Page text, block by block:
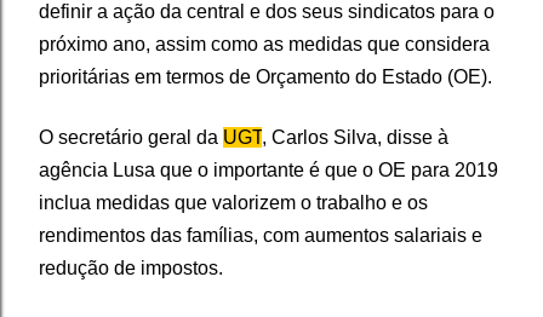
definir a ação da central e dos seus sindicatos para o
próximo ano, assim como as medidas que considera
prioritárias em termos de Orçamento do Estado (OE).
O secretário geral da UGT, Carlos Silva, disse à
agência Lusa que o importante é que o OE para 2019
inclua medidas que valorizem o trabalho e os
rendimentos das famílias, com aumentos salariais e
redução de impostos.